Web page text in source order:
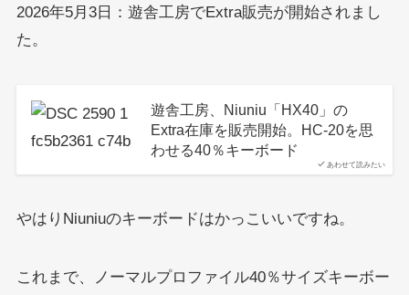
2026年5月3日：遊舎工房でExtra販売が開始されまし
た。
あわせて読みたい
遊舎工房、Niuniu「HX40」の
Extra在庫を販売開始。HC-20を思
わせる40％キーボード
やはりNiuniuのキーボードはかっこいいですね。
これまで、ノーマルプロファイル40％サイズキーボー